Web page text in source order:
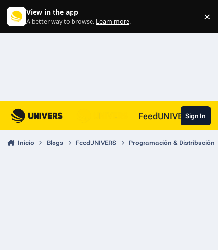
View in the app
A better way to browse. Learn more. ×
FeedUNIVERSSign In
Inicio Blogs FeedUNIVERS Programación & Distribución